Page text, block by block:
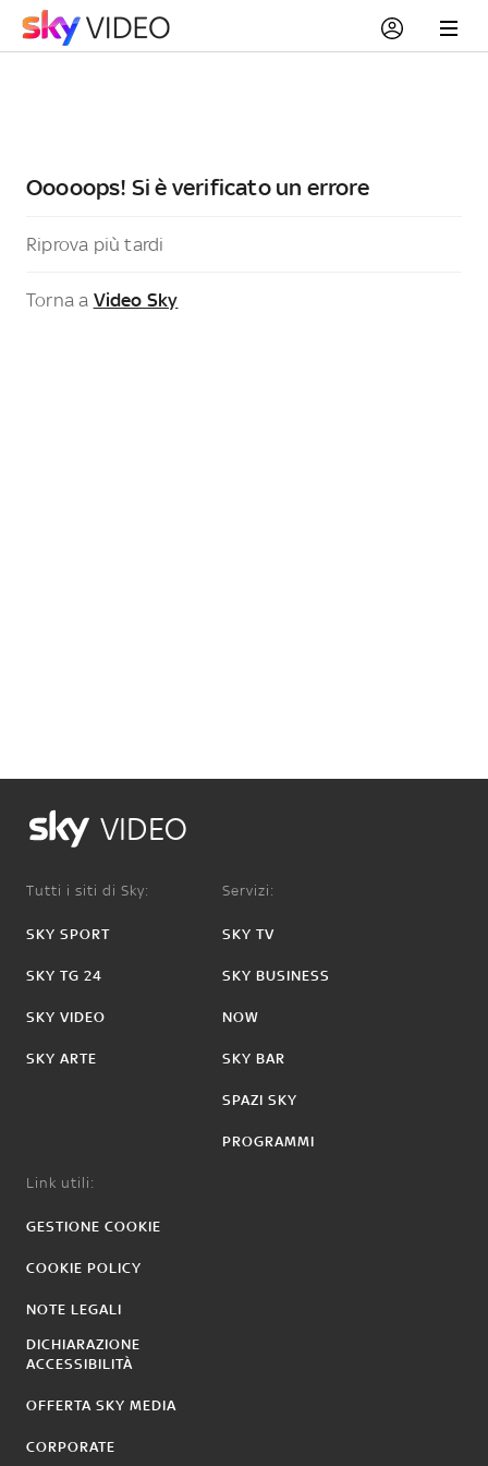
Ooooops! Si è verificato un errore
Riprova più tardi
Torna a Video Sky
VIDEO
Tutti i siti di Sky:
SKY SPORT
SKY TG 24
SKY VIDEO
SKY ARTE
Servizi:
SKY TV
SKY BUSINESS
NOW
SKY BAR
SPAZI SKY
PROGRAMMI
Link utili:
GESTIONE COOKIE
COOKIE POLICY
NOTE LEGALI
DICHIARAZIONE
ACCESSIBILITÀ
OFFERTA SKY MEDIA
CORPORATE